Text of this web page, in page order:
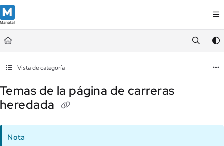
Documentation Index
Fetch the complete documentation index at:
https://
Use this file to discover all available pages before exploring further.
Vista de categoría
Temas de la página de carreras
heredada
Nota